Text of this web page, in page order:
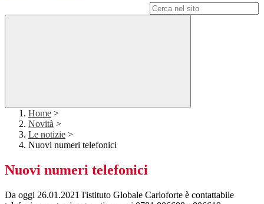
Home >
Novità >
Le notizie >
Nuovi numeri telefonici
Nuovi numeri telefonici
Da oggi 26.01.2021 l'istituto Globale Carloforte è contattabile